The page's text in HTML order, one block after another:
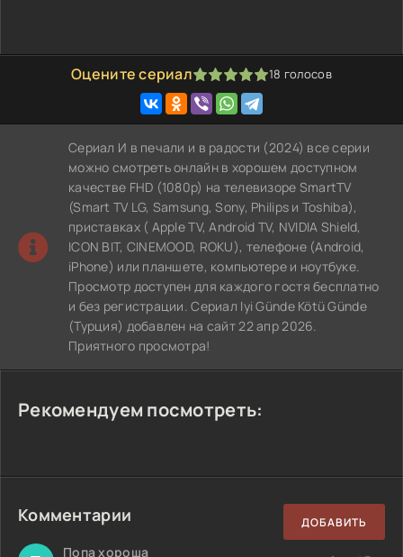
Оцените сериал
1 2 3 4 5 18 голосов
Сериал И в печали и в радости (2024) все серии
можно смотреть онлайн в хорошем доступном
качестве FHD (1080p) на телевизоре SmartTV
(Smart TV LG, Samsung, Sony, Philips и Toshiba),
приставках ( Apple TV, Android TV, NVIDIA Shield,
ICON BIT, CINEMOOD, ROKU), телефоне (Android,
iPhone) или планшете, компьютере и ноутбуке.
Просмотр доступен для каждого гостя бесплатно
и без регистрации. Сериал Iyi Günde Kötü Günde
(Турция) добавлен на сайт 22 апр 2026.
Приятного просмотра!
Рекомендуем посмотреть:
Комментарии ДОБАВИТЬ
Попа хороша